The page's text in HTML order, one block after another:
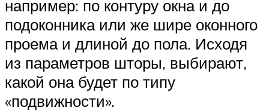
например: по контуру окна и до
подоконника или же шире оконного
проема и длиной до пола. Исходя
из параметров шторы, выбирают,
какой она будет по типу
«подвижности».